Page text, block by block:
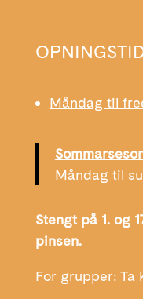
Måndag til
Måndag til
Stengt på 1. og
pinsen.
For grupper: Ta